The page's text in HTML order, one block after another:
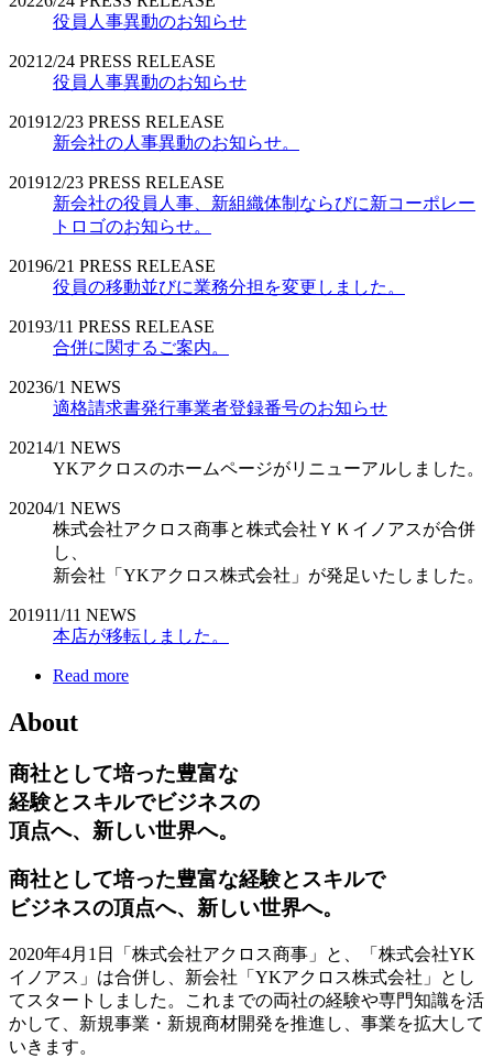
役員人事異動のお知らせ
2021 2/24 PRESS RELEASE
役員人事異動のお知らせ
201912/23 PRESS RELEASE
新会社の人事異動のお知らせ。
201912/23 PRESS RELEASE
新会社の役員人事、新組織体制ならびに新コーポレー
トロゴのお知らせ。
20196/21 PRESS RELEASE
役員の移動並びに業務分担を変更しました。
20193/11 PRESS RELEASE
合併に関するご案内。
20236/1 NEWS
適格請求書発行事業者登録番号のお知らせ
20214/1 NEWS
YKアクロスのホームページがリニューアルしました。
20204/1 NEWS
株式会社アクロス商事と株式会社ＹＫイノアスが合併
し、
新会社「YKアクロス株式会社」が発足いたしました。
201911/11 NEWS
本店が移転しました。
Read more
About
商社として培った豊富な
経験とスキルでビジネスの
頂点へ、新しい世界へ。
商社として培った豊富な経験とスキルで
ビジネスの頂点へ、新しい世界へ。
2020年4月1日「株式会社アクロス商事」と、「株式会社YK
イノアス」は合併し、新会社「YKアクロス株式会社」とし
てスタートしました。これまでの両社の経験や専門知識を活
かして、新規事業・新規商材開発を推進し、事業を拡大して
いきます。